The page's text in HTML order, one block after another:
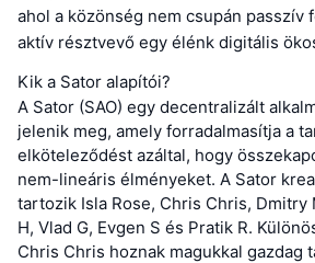
ahol a közönség nem csupán passzív
aktív résztvevő egy élénk digitális
Kik a Sator alapítói?
A Sator (SAO) egy decentralizált
jelenik meg, amely forradalmasítja a
elköteleződést azáltal, hogy
nem-lineáris élményeket. A Sator
tartozik Isla Rose, Chris Chris, Dmitry
H, Vlad G, Evgen S és Pratik R.
Chris Chris hoznak magukkal gazdag